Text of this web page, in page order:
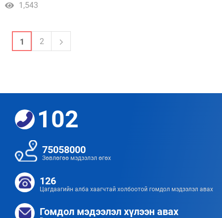
1,543
1 2
102
75058000
Зөвлөгөө мэдээлэл өгөх
126
Цагдаагийн алба хаагчтай холбоотой гомдол мэдээлэл авах
Гомдол мэдээлэл хүлээн авах